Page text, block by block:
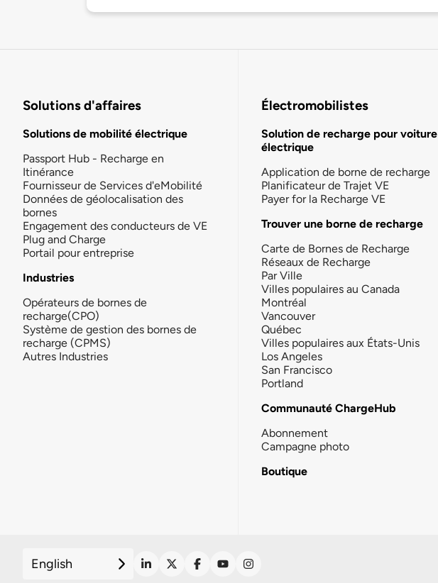
Solutions d'affaires
Solutions de mobilité électrique
Passport Hub - Recharge en
Itinérance
Fournisseur de Services d'eMobilité
Données de géolocalisation des
bornes
Engagement des conducteurs de VE
Plug and Charge
Portail pour entreprise
Industries
Opérateurs de bornes de
recharge(CPO)
Système de gestion des bornes de
recharge (CPMS)
Autres Industries
Électromobilistes
Solution de recharge pour voiture
électrique
Application de borne de recharge
Planificateur de Trajet VE
Payer for la Recharge VE
Trouver une borne de recharge
Carte de Bornes de Recharge
Réseaux de Recharge
Par Ville
Villes populaires au Canada
Montréal
Vancouver
Québec
Villes populaires aux États-Unis
Los Angeles
San Francisco
Portland
Communauté ChargeHub
Abonnement
Campagne photo
Boutique
English